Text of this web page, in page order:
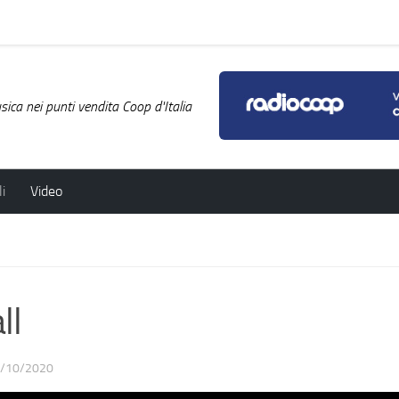
nei punti vendita Coop d'Italia
Video
10/2020